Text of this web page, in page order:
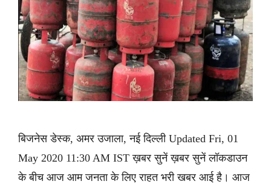
बिजनेस डेस्क, अमर उजाला, नई दिल्ली Updated Fri, 01
May 2020 11:30 AM IST ख़बर सुनें ख़बर सुनें लॉकडाउन
के बीच आज आम जनता के लिए राहत भरी खबर आई है। आज